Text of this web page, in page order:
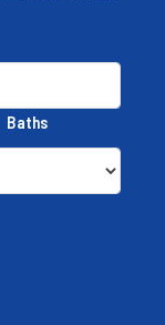
Baths